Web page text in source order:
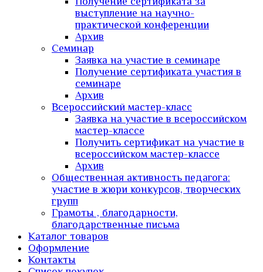
выступление на научно-
практической конференции
Архив
Семинар
Заявка на участие в семинаре
Получение сертификата участия в
семинаре
Архив
Всероссийский мастер-класс
Заявка на участие в всероссийском
мастер-классе
Получить сертификат на участие в
всероссийском мастер-классе
Архив
Общественная активность педагога:
участие в жюри конкурсов, творческих
групп
Грамоты , благодарности,
благодарственные письма
Каталог товаров
Оформление
Контакты